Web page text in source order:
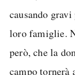
causando
loro famiglie.
però, che la
campo tornerà